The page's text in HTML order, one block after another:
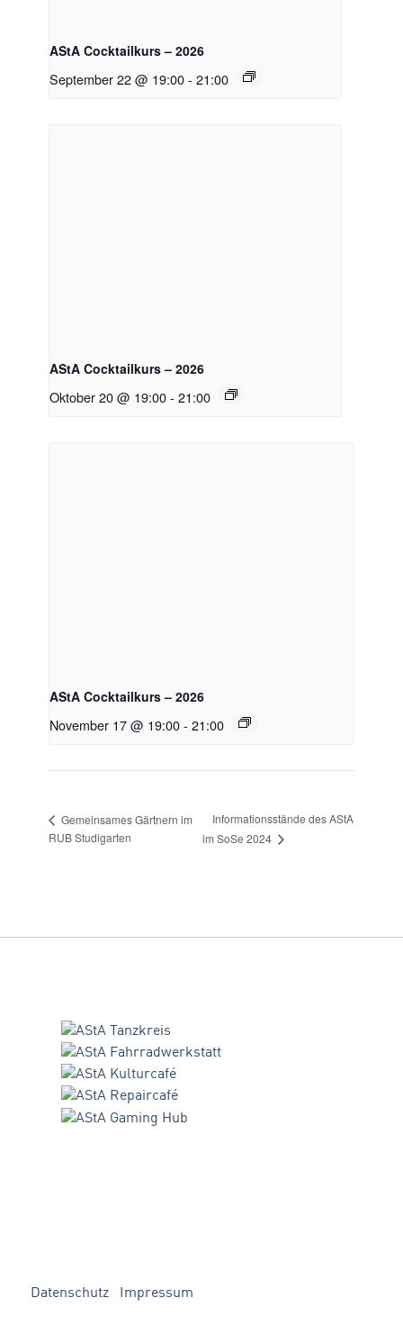
AStA Cocktailkurs – 2026
September 22 @ 19:00- 21:00
AStA Cocktailkurs – 2026
Oktober 20 @ 19:00- 21:00
AStA Cocktailkurs – 2026
November 17 @ 19:00- 21:00
Gemeinsames Gärtnern im
RUB Studigarten
Informationsstände des AStA
im SoSe 2024
Datenschutz Impressum